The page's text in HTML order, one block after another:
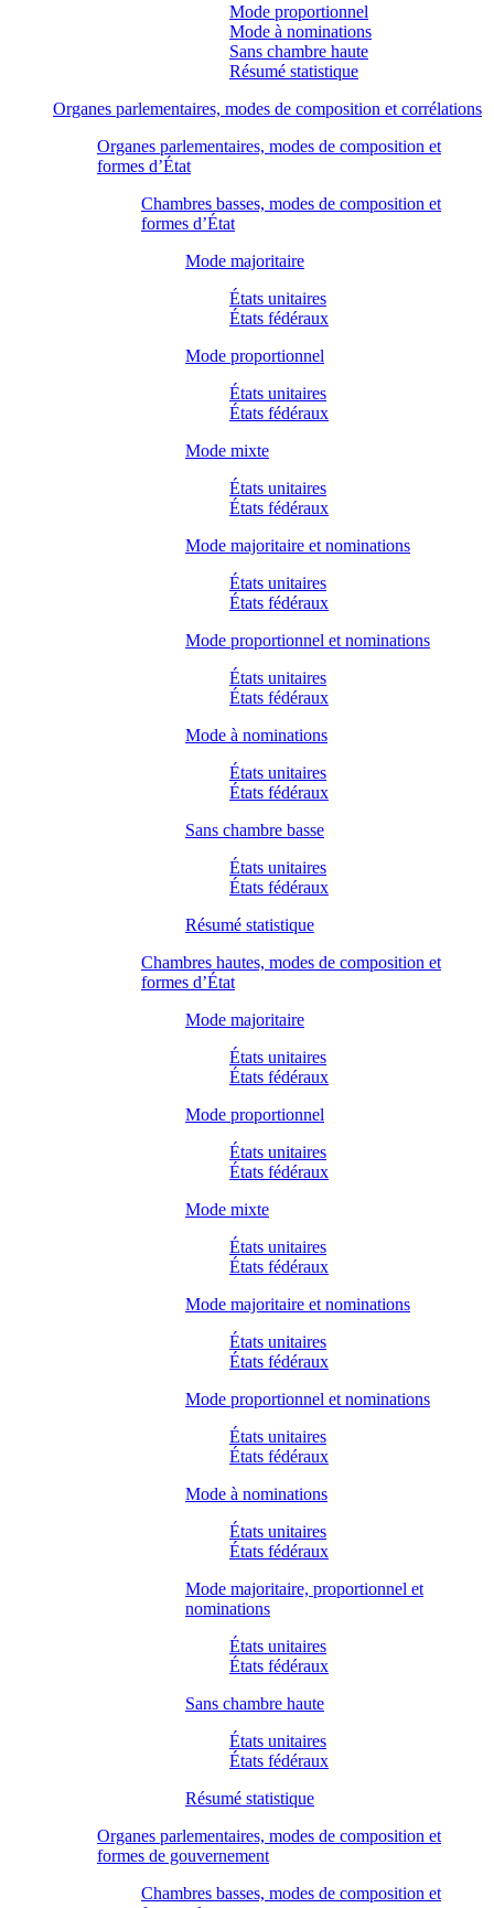
Mode proportionnel
Mode à nominations
Sans chambre haute
Résumé statistique
Organes parlementaires, modes de composition et corrélations
Organes parlementaires, modes de composition et
formes d’État
Chambres basses, modes de composition et
formes d’État
Mode majoritaire
États unitaires
États fédéraux
Mode proportionnel
États unitaires
États fédéraux
Mode mixte
États unitaires
États fédéraux
Mode majoritaire et nominations
États unitaires
États fédéraux
Mode proportionnel et nominations
États unitaires
États fédéraux
Mode à nominations
États unitaires
États fédéraux
Sans chambre basse
États unitaires
États fédéraux
Résumé statistique
Chambres hautes, modes de composition et
formes d’État
Mode majoritaire
États unitaires
États fédéraux
Mode proportionnel
États unitaires
États fédéraux
Mode mixte
États unitaires
États fédéraux
Mode majoritaire et nominations
États unitaires
États fédéraux
Mode proportionnel et nominations
États unitaires
États fédéraux
Mode à nominations
États unitaires
États fédéraux
Mode majoritaire, proportionnel et
nominations
États unitaires
États fédéraux
Sans chambre haute
États unitaires
États fédéraux
Résumé statistique
Organes parlementaires, modes de composition et
formes de gouvernement
Chambres basses, modes de composition et